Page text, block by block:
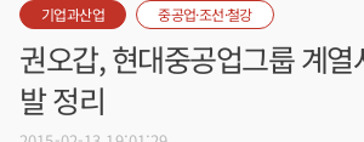
기업과산업 중공업·조선·철강
권오갑, 현대중공업그룹 계
발 정리